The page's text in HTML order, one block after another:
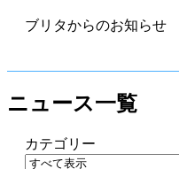
ブリタからのお知らせ
ニュース一覧
カテゴリー